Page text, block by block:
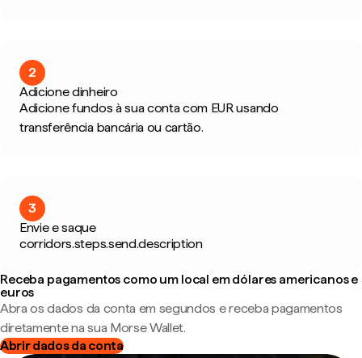
2
Adicione dinheiro
Adicione fundos à sua conta com EUR usando
transferência bancária ou cartão.
3
Envie e saque
corridors.steps.send.description
Receba pagamentos como um local em dólares americanos e
euros
Abra os dados da conta em segundos e receba pagamentos
diretamente na sua Morse Wallet.
Abrir dados da conta